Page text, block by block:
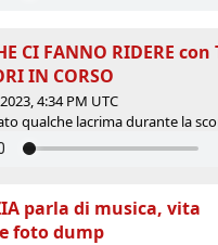
CI FANNO RIDERE con
IN CORSO
4:34 PM UTC
qualche lacrima durante la
parla di musica, vita
foto dump